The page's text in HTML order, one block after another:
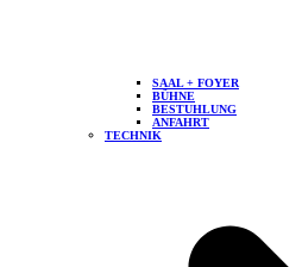
SAAL + FOYER
BÜHNE
BESTUHLUNG
ANFAHRT
TECHNIK